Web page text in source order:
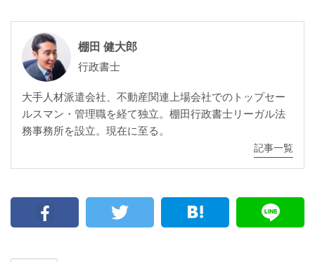
棚田 健大郎
行政書士
大手人材派遣会社、不動産関連上場会社でのトップセー
ルスマン・管理職を経て独立。棚田行政書士リーガル法
務事務所を設立。現在に至る。
記事一覧